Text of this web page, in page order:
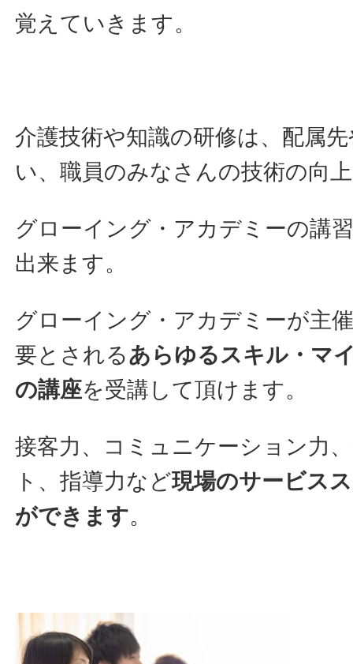
覚えていきます。
介護技術や知識の研修は、配属
い、職員のみなさんの技術の向
グローイング・アカデミーの講
出来ます。
グローイング・アカデミーが主
要とされるあらゆるスキル・マ
の講座を受講して頂けます。
接客力、コミュニケーション力
ト、指導力など現場のサービス
ができます。